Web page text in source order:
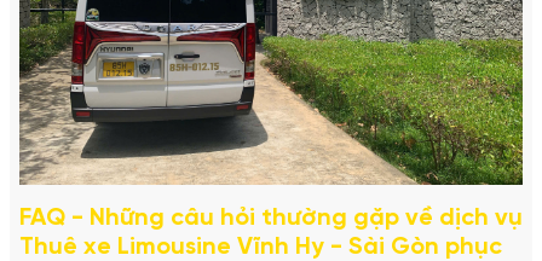
FAQ - Những câu hỏi thường gặp về dịch vụ
Thuê xe Limousine Vĩnh Hy - Sài Gòn phục